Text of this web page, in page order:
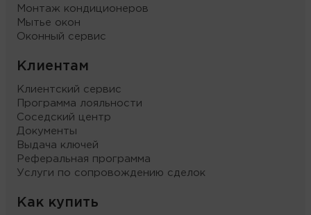
Монтаж кондиционеров
Мытье окон
Оконный сервис
Клиентам
Клиентский сервис
Программа лояльности
Соседский центр
Документы
Выдача ключей
Реферальная программа
Услуги по сопровождению сделок
Как купить